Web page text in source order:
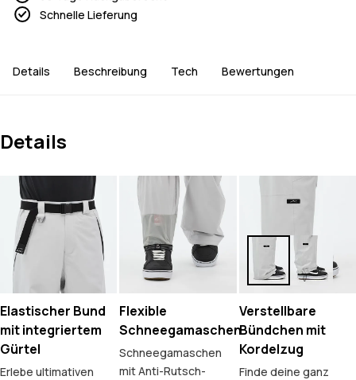
Schnelle Lieferung
Details Beschreibung Tech Bewertungen
Details
Elastischer Bund
mit integriertem
Gürtel
Erlebe ultimativen
Flexible
Schneegamaschen
Schneegamaschen
mit Anti-Rutsch-
Verstellbare
Bündchen mit
Kordelzug
Finde deine ganz